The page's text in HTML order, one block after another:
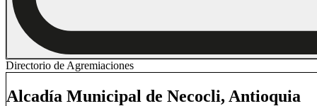
Directorio de Agremiaciones
Alcadía Municipal de Necocli, Antioquia